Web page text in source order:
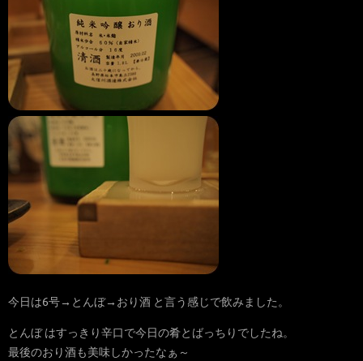
今日は6号→とんぼ→おり酒 と言う感じで飲みました。
とんぼ はすっきり辛口で今日の肴とばっちりでしたね。
最後のおり酒も美味しかったなぁ～